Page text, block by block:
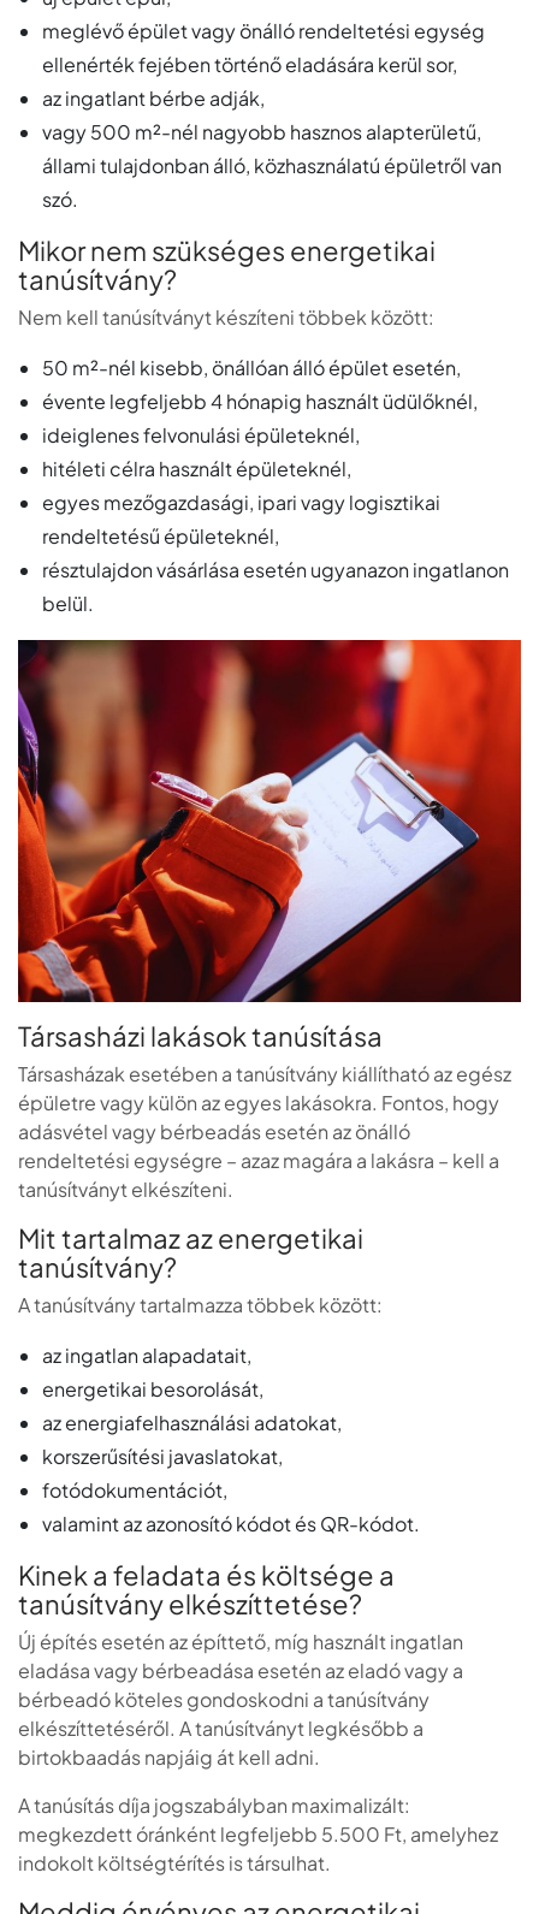
meglévő épület vagy önálló rendeltetési egység
ellenérték fejében történő eladására kerül sor,
az ingatlant bérbe adják,
vagy 500 m²-nél nagyobb hasznos alapterületű,
állami tulajdonban álló, közhasználatú épületről van
szó.
Mikor nem szükséges energetikai
tanúsítvány?
Nem kell tanúsítványt készíteni többek között:
50 m²-nél kisebb, önállóan álló épület esetén,
évente legfeljebb 4 hónapig használt üdülőknél,
ideiglenes felvonulási épületeknél,
hitéleti célra használt épületeknél,
egyes mezőgazdasági, ipari vagy logisztikai
rendeltetésű épületeknél,
résztulajdon vásárlása esetén ugyanazon ingatlanon
belül.
Társasházi lakások tanúsítása
Társasházak esetében a tanúsítvány kiállítható az egész
épületre vagy külön az egyes lakásokra. Fontos, hogy
adásvétel vagy bérbeadás esetén az önálló
rendeltetési egységre – azaz magára a lakásra – kell a
tanúsítványt elkészíteni.
Mit tartalmaz az energetikai
tanúsítvány?
A tanúsítvány tartalmazza többek között:
az ingatlan alapadatait,
energetikai besorolását,
az energiafelhasználási adatokat,
korszerűsítési javaslatokat,
fotódokumentációt,
valamint az azonosító kódot és QR-kódot.
Kinek a feladata és költsége a
tanúsítvány elkészíttetése?
Új építés esetén az építtető, míg használt ingatlan
eladása vagy bérbeadása esetén az eladó vagy a
bérbeadó köteles gondoskodni a tanúsítvány
elkészíttetéséről. A tanúsítványt legkésőbb a
birtokbaadás napjáig át kell adni.
A tanúsítás díja jogszabályban maximalizált:
megkezdett óránként legfeljebb 5.500 Ft, amelyhez
indokolt költségtérítés is társulhat.